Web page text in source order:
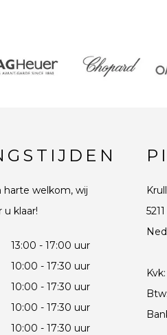
harte welkom, wij
u klaar!
13:00 - 17:00 uur
10:00 - 17:30 uur
10:00 - 17:30 uur
10:00 - 17:30 uur
10:00 - 17:30 uur